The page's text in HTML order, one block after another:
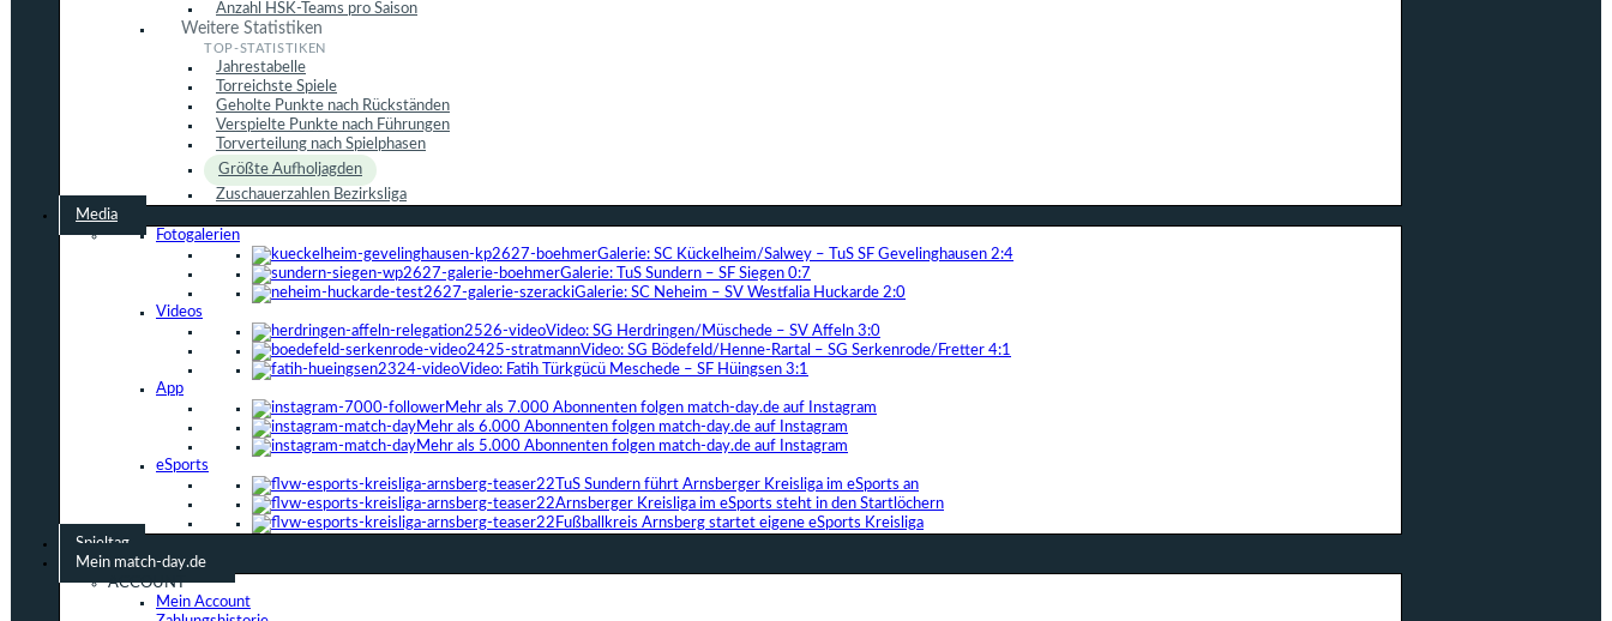
Anzahl HSK-Teams pro Saison
Weitere Statistiken
Jahrestabelle
Torreichste Spiele
Geholte Punkte nach Rückständen
Verspielte Punkte nach Führungen
Torverteilung nach Spielphasen
Größte Aufholjagden
Zuschauerzahlen Bezirksliga
Media
Fotogalerien
Galerie: SC Kückelheim/Salwey – TuS SF Gevelinghausen 2:4
Galerie: TuS Sundern – SF Siegen 0:7
Galerie: SC Neheim – SV Westfalia Huckarde 2:0
Videos
Video: SG Herdringen/Müschede – SV Affeln 3:0
Video: SG Bödefeld/Henne-Rartal – SG Serkenrode/Fretter 4:1
Video: Fatih Türkgücü Meschede – SF Hüingsen 3:1
App
Mehr als 7.000 Abonnenten folgen match-day.de auf Instagram
Mehr als 6.000 Abonnenten folgen match-day.de auf Instagram
Mehr als 5.000 Abonnenten folgen match-day.de auf Instagram
eSports
TuS Sundern führt Arnsberger Kreisliga im eSports an
Arnsberger Kreisliga im eSports steht in den Startlöchern
Fußballkreis Arnsberg startet eigene eSports Kreisliga
Spieltag
Mein match-day.de
ACCOUNT
Mein Account